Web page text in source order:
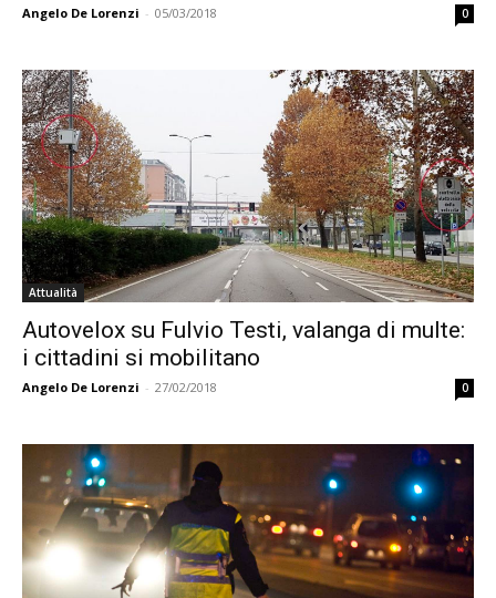
Angelo De Lorenzi - 05/03/2018 0
Attualità
Autovelox su Fulvio Testi, valanga di multe:
i cittadini si mobilitano
Angelo De Lorenzi - 27/02/2018 0